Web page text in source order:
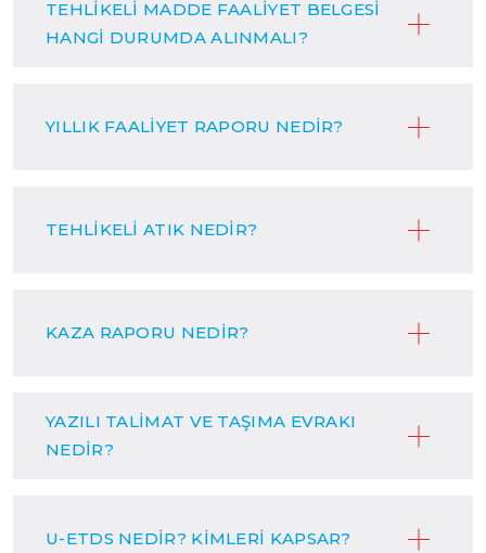
TEHLİKELİ MADDE FAALİYET BELGESİ
HANGİ DURUMDA ALINMALI?
YILLIK FAALİYET RAPORU NEDİR?
TEHLİKELİ ATIK NEDİR?
KAZA RAPORU NEDİR?
YAZILI TALİMAT VE TAŞIMA EVRAKI
NEDİR?
U-ETDS NEDİR? KİMLERİ KAPSAR?